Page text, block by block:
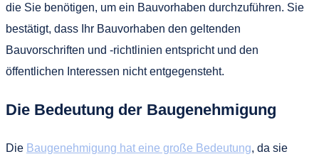
die Sie benötigen, um ein Bauvorhaben durchzuführen. Sie
bestätigt, dass Ihr Bauvorhaben den geltenden
Bauvorschriften und -richtlinien entspricht und den
öffentlichen Interessen nicht entgegensteht.
Die Bedeutung der Baugenehmigung
Die Baugenehmigung hat eine große Bedeutung, da sie